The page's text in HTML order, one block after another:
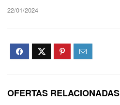
22/01/2024
OFERTAS RELACIONADAS